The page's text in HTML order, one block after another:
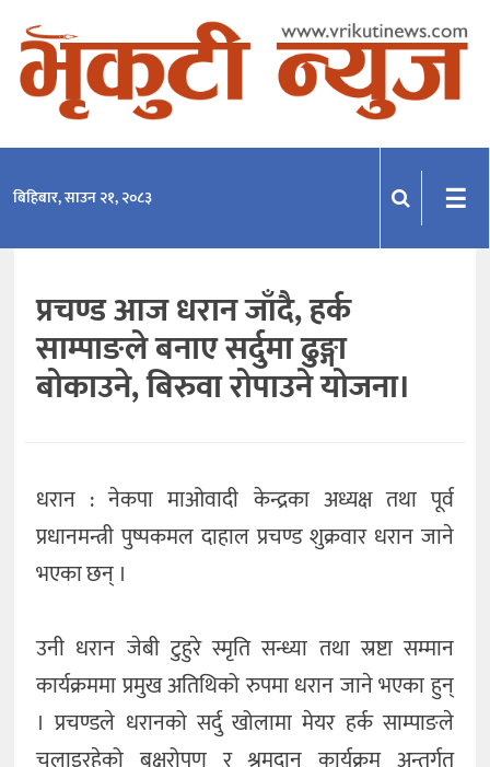
समाचार
अन्तराष्ट्रिय
अन्तर्वार्ता
कला
बिहिबार, साउन २१, २०८३ ☰
प्रचण्ड आज धरान जाँदै, हर्क
साम्पाङले बनाए सर्दुमा ढुङ्गा
बोकाउने, बिरुवा रोपाउने योजना।
धरान : नेकपा माओवादी केन्द्रका अध्यक्ष तथा पूर्व
प्रधानमन्त्री पुष्पकमल दाहाल प्रचण्ड शुक्रवार धरान जाने
भएका छन् ।
उनी धरान जेबी टुहुरे स्मृति सन्ध्या तथा स्रष्टा सम्मान
कार्यक्रममा प्रमुख अतिथिको रुपमा धरान जाने भएका हुन्
। प्रचण्डले धरानको सर्दु खोलामा मेयर हर्क साम्पाङले